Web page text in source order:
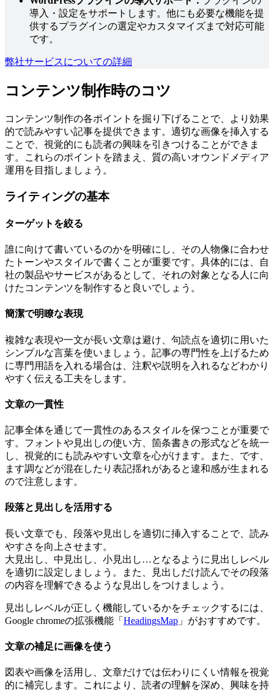
導入・設定をサポートします。他にも必要な機能を提
供するプラグインの選定やカスタマイズまで対応可能
です。
弊社サービスについての詳細
コンテンツ制作時のコツ
コンテンツ制作の各ポイントを掘り下げることで、より効果
的で読みやすい記事を提供できます。適切な画像を挿入する
ことで、視覚的にも読者の興味を引きつけることができま
す。これらのポイントを踏まえ、質の高いオウンドメディア
運用を目指しましょう。
ライティングの基本
ターゲットを絞る
誰に向けて書いているのかを明確にし、その人物像に合わせ
たトーンやスタイルで書くことが重要です。具体的には、自
社の製品やサービスがあるとして、それの対象となる人に向
けたコンテンツを制作すると良いでしょう。
簡潔で明瞭な表現
複雑な表現や一文が長い文章は避け、句読点を適切に用いた
シンプルな言葉を使いましょう。記事の専門性を上げるため
に専門用語を入れる場合は、注釈や説明を入れるなどわかり
やすく伝える工夫をします。
文章の一貫性
記事全体を通じて一貫性のあるスタイルを保つことが重要で
す。フォントや見出しの使い方、箇条書きの形式などを統一
し、視覚的にも読みやすい文章を心がけます。また、です、
ます調などが混在したり表記揺れがあると違和感が生まれる
ので注意します。
段落と見出しを活用する
長い文章でも、段落や見出しを適切に挿入することで、読み
やすさを向上させます。
大見出し、中見出し、小見出し…となるように見出しレベル
を適切に設定しましょう。また、見出しだけ読んでその段落
の内容を理解できるような見出しをつけましょう。
見出しレベルが正しく機能しているかをチェックするには、
Google chromeの拡張機能「 HeadingsMap 」がおすすめです。
文章の補足に画像を使う
図表や画像を活用し、文章だけでは伝わりにくい情報を視覚
的に補完します。これにより、読者の理解を深め、興味を持